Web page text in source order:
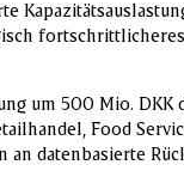
um 500 Mio.
Food
an datenbasierte